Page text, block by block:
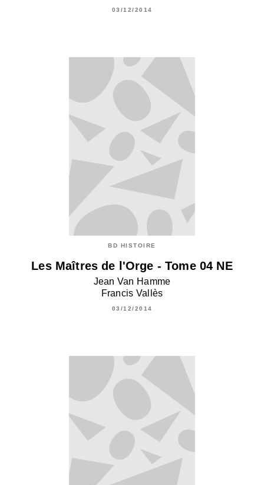
03/12/2014
BD HISTOIRE
Les Maîtres de l'Orge - Tome 04 NE
Jean Van Hamme
Francis Vallès
03/12/2014